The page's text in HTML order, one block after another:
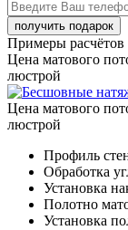
Примеры
Цена матового
люстрой
Цена матового
люстрой
Профиль
Обработка
Установка
Полотно
Установка